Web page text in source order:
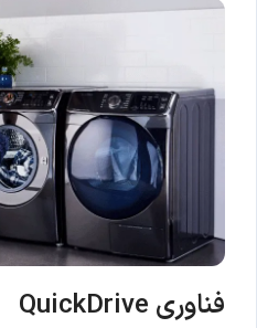
فناوری